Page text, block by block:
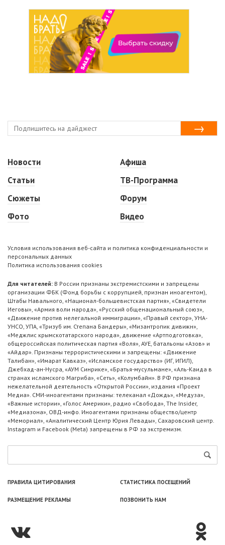
Новости
Статьи
Сюжеты
Фото
Афиша
ТВ-Программа
Форум
Видео
Условия использования веб-сайта и политика конфиденциальности и
персональных данных
Политика использования cookies
Для читателей: В России признаны экстремистскими и запрещены
организации ФБК (Фонд борьбы с коррупцией, признан иноагентом),
Штабы Навального, «Национал-большевистская партия», «Свидетели
Иеговы», «Армия воли народа», «Русский общенациональный союз»,
«Движение против нелегальной иммиграции», «Правый сектор», УНА-
УНСО, УПА, «Тризуб им. Степана Бандеры», «Мизантропик дивижн»,
«Меджлис крымскотатарского народа», движение «Артподготовка»,
общероссийская политическая партия «Воля», АУЕ, батальоны «Азов» и
«Айдар». Признаны террористическими и запрещены: «Движение
Талибан», «Имарат Кавказ», «Исламское государство» (ИГ, ИГИЛ),
Джебхад-ан-Нусра, «АУМ Синрике», «Братья-мусульмане», «Аль-Каида в
странах исламского Магриба», «Сеть», «Колумбайн». В РФ признана
нежелательной деятельность «Открытой России», издания «Проект
Медиа». СМИ-иноагентами признаны: телеканал «Дождь», «Медуза»,
«Важные истории», «Голос Америки», радио «Свобода», The Insider,
«Медиазона», ОВД-инфо. Иноагентами признаны общество/центр
«Мемориал», «Аналитический Центр Юрия Левады», Сахаровский центр.
Instagram и Facebook (Metа) запрещены в РФ за экстремизм.
ПРАВИЛА ЦИТИРОВАНИЯ СТАТИСТИКА ПОСЕЩЕНИЙ
РАЗМЕЩЕНИЕ РЕКЛАМЫ ПОЗВОНИТЬ НАМ